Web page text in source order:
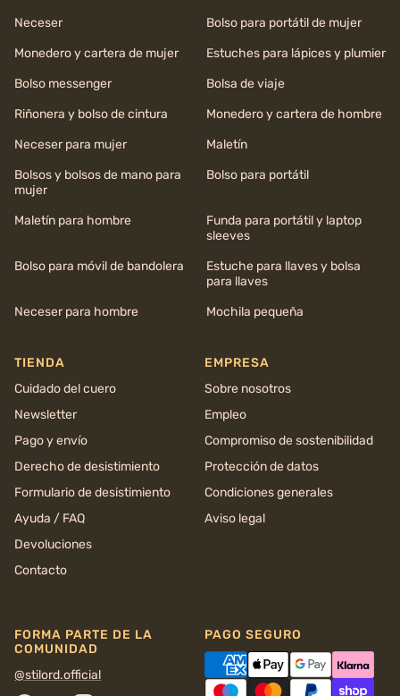
Neceser
Bolso para portátil de mujer
Monedero y cartera de mujer
Estuches para lápices y plumier
Bolso messenger
Bolsa de viaje
Riñonera y bolso de cintura
Monedero y cartera de hombre
Neceser para mujer
Maletín
Bolsos y bolsos de mano para
mujer
Bolso para portátil
Maletín para hombre
Funda para portátil y laptop
sleeves
Bolso para móvil de bandolera
Estuche para llaves y bolsa
para llaves
Neceser para hombre
Mochila pequeña
TIENDA
Cuidado del cuero
Newsletter
Pago y envío
Derecho de desistimiento
Formulario de desistimiento
Ayuda / FAQ
Devoluciones
Contacto
EMPRESA
Sobre nosotros
Empleo
Compromiso de sostenibilidad
Protección de datos
Condiciones generales
Aviso legal
FORMA PARTE DE LA
COMUNIDAD
@stilord.official
PAGO SEGURO